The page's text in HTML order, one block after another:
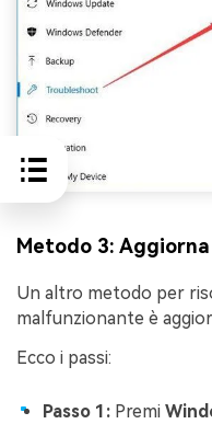
Metodo 3:
Un altro metodo per
malfunzionante è
Ecco i passi:
Passo 1: Premi